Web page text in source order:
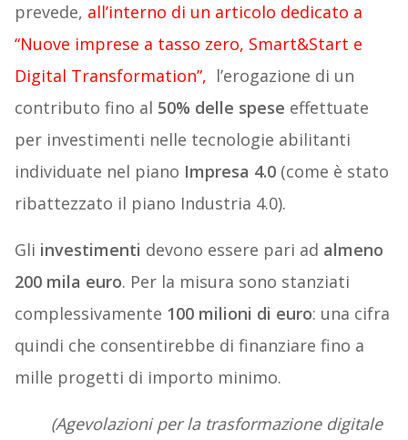
prevede, all’interno di un articolo dedicato a
“Nuove imprese a tasso zero, Smart&Start e
Digital Transformation”, l’erogazione di un
contributo fino al 50% delle spese effettuate
per investimenti nelle tecnologie abilitanti
individuate nel piano Impresa 4.0(come è stato
ribattezzato il piano Industria 4.0).
Gli investimenti devono essere pari ad almeno
200 mila euro. Per la misura sono stanziati
complessivamente 100 milioni di euro: una cifra
quindi che consentirebbe di finanziare fino a
mille progetti di importo minimo.
(Agevolazioni per la trasformazione digitale